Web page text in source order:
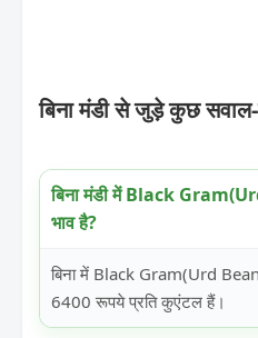
बिना मंडी से जुड़े कुछ
बिना मंडी में Black
भाव है?
बिना में Black Gram(Urd
6400 रूपये प्रति कुएंटल हैं।